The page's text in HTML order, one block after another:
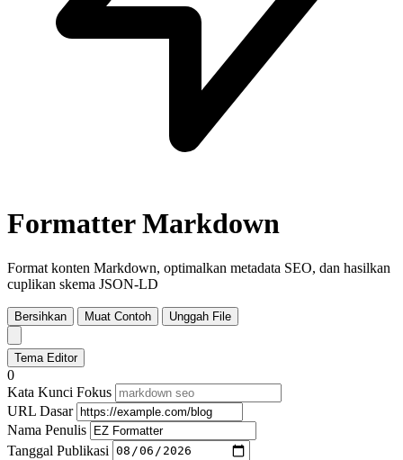
Formatter Markdown
Format konten Markdown, optimalkan metadata SEO, dan hasilkan
cuplikan skema JSON-LD
Bersihkan Muat Contoh Unggah File
Tema Editor
0
Kata Kunci Fokus
URL Dasar
Nama Penulis
Tanggal Publikasi